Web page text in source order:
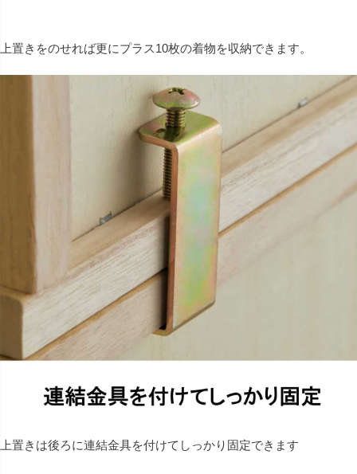
上置きをのせれば更にプラス10枚の着物を収納できます。
上置きは後ろに連結金具を付けてしっかり固定できます